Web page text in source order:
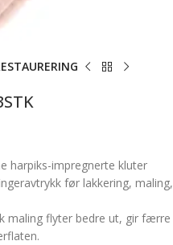
harpiks-impregnerte kluter
før lakkering, maling,
maling flyter bedre ut, gir færre